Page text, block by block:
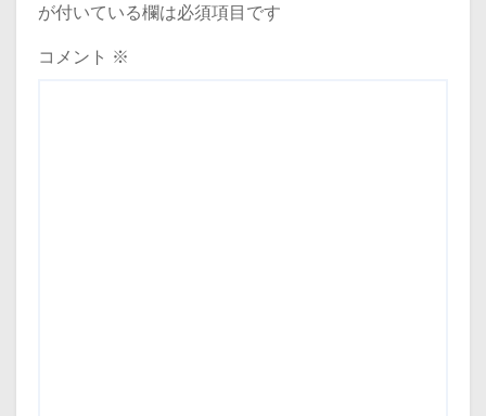
ョ
ン
が付いている欄は必須項目です
コメント ※